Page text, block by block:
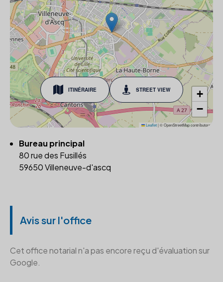
ITINÉRAIRE STREET VIEW
+
−
Leaflet|© OpenStreetMap contributors
Bureau principal
80 rue des Fusillés
59650 Villeneuve-d'ascq
Avis sur l'office
Cet office notarial n'a pas encore reçu d'évaluation sur
Google.